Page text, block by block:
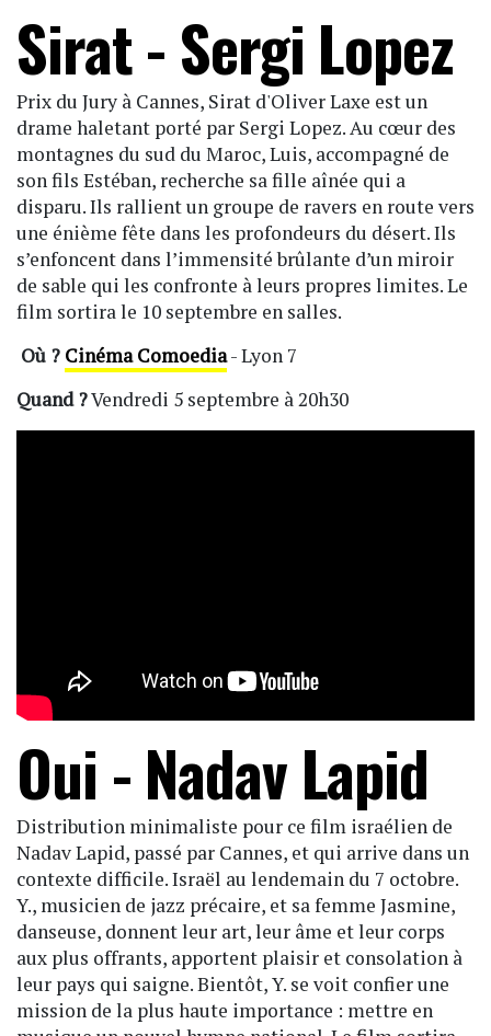
Sirat - Sergi Lopez
Prix du Jury à Cannes, Sirat d'Oliver Laxe est un
drame haletant porté par Sergi Lopez. Au cœur des
montagnes du sud du Maroc, Luis, accompagné de
son fils Estéban, recherche sa fille aînée qui a
disparu. Ils rallient un groupe de ravers en route vers
une énième fête dans les profondeurs du désert. Ils
s’enfoncent dans l’immensité brûlante d’un miroir
de sable qui les confronte à leurs propres limites. Le
film sortira le 10 septembre en salles.
Où ? Cinéma Comoedia- Lyon 7
Quand ?Vendredi 5 septembre à 20h30
Oui - Nadav Lapid
Distribution minimaliste pour ce film israélien de
Nadav Lapid, passé par Cannes, et qui arrive dans un
contexte difficile. Israël au lendemain du 7 octobre.
Y., musicien de jazz précaire, et sa femme Jasmine,
danseuse, donnent leur art, leur âme et leur corps
aux plus offrants, apportent plaisir et consolation à
leur pays qui saigne. Bientôt, Y. se voit confier une
mission de la plus haute importance : mettre en